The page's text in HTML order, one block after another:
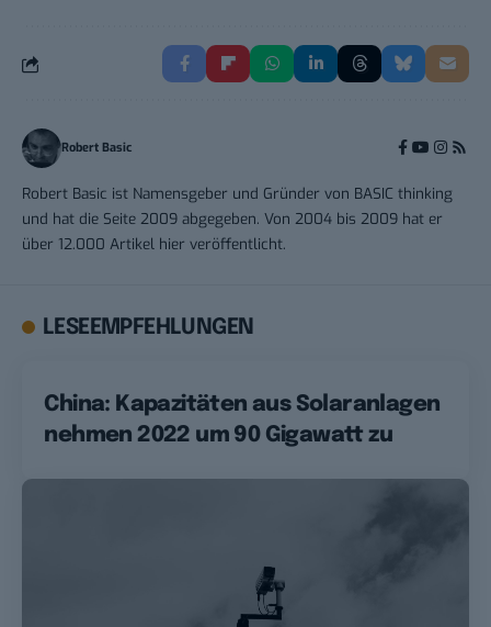
Robert Basic
Robert Basic ist Namensgeber und Gründer von BASIC thinking
und hat die Seite 2009 abgegeben. Von 2004 bis 2009 hat er
über 12.000 Artikel hier veröffentlicht.
LESEEMPFEHLUNGEN
China: Kapazitäten aus Solaranlagen
nehmen 2022 um 90 Gigawatt zu